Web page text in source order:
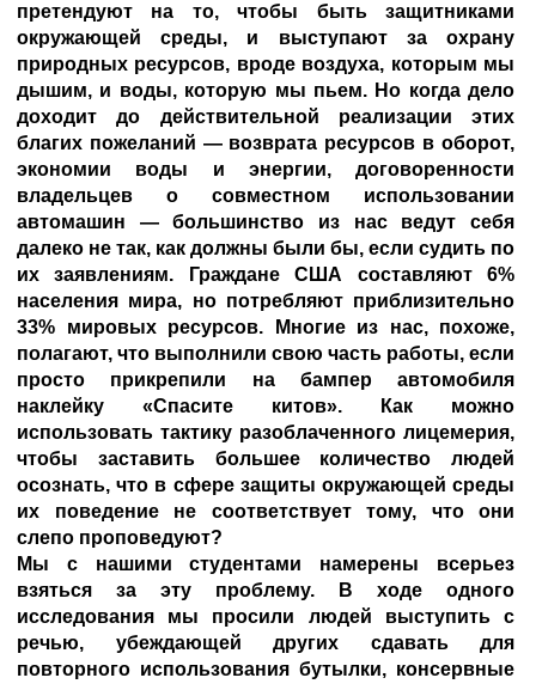
претендуют на то, чтобы быть защитниками
окружающей среды, и выступают за охрану
природных ресурсов, вроде воздуха, которым мы
дышим, и воды, которую мы пьем. Но когда дело
доходит до действительной реализации этих
благих пожеланий — возврата ресурсов в оборот,
экономии воды и энергии, договоренности
владельцев о совместном использовании
автомашин — большинство из нас ведут себя
далеко не так, как должны были бы, если судить по
их заявлениям. Граждане США составляют 6%
населения мира, но потребляют приблизительно
33% мировых ресурсов. Многие из нас, похоже,
полагают, что выполнили свою часть работы, если
просто прикрепили на бампер автомобиля
наклейку «Спасите китов». Как можно
использовать тактику разоблаченного лицемерия,
чтобы заставить большее количество людей
осознать, что в сфере защиты окружающей среды
их поведение не соответствует тому, что они
слепо проповедуют?
Мы с нашими студентами намерены всерьез
взяться за эту проблему. В ходе одного
исследования мы просили людей выступить с
речью, убеждающей других сдавать для
повторного использования бутылки, консервные